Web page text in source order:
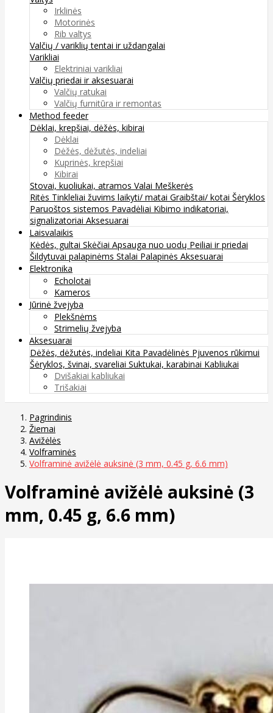
Irklinės
Motorinės
Rib valtys
Valčių / variklių tentai ir uždangalai
Varikliai
Elektriniai varikliai
Valčių priedai ir aksesuarai
Valčių ratukai
Valčių furnitūra ir remontas
Method feeder
Dėklai, krepšiai, dėžės, kibirai
Dėklai
Dėžės, dėžutės, indeliai
Kuprinės, krepšiai
Kibirai
Stovai, kuoliukai, atramos Valai Meškerės
Ritės Tinkleliai žuvims laikyti/ matai Graibštai/ kotai Šėryklos
Paruoštos sistemos Pavadėliai Kibimo indikatoriai,
signalizatoriai Aksesuarai
Laisvalaikis
Kėdės, gultai Skėčiai Apsauga nuo uodų Peiliai ir priedai
Šildytuvai palapinėms Stalai Palapinės Aksesuarai
Elektronika
Echolotai
Kameros
Jūrinė žvejyba
Plekšnėms
Strimelių žvejyba
Aksesuarai
Dėžės, dėžutės, indeliai Kita Pavadėlinės Pjuvenos rūkimui
Šėryklos, švinai, svareliai Suktukai, karabinai Kabliukai
Dvišakiai kabliukai
Trišakiai
Pagrindinis
Žiemai
Avižėlės
Volframinės
Volframinė avižėlė auksinė (3 mm, 0.45 g, 6.6 mm)
Volframinė avižėlė auksinė (3
mm, 0.45 g, 6.6 mm)